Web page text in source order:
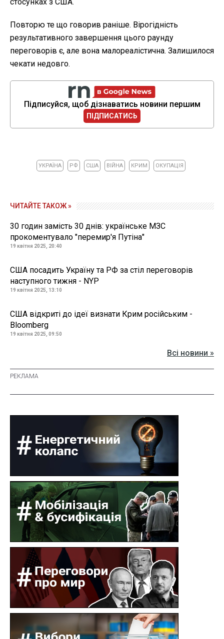
Повторю те що говорив раніше. Вірогідність
результативного завершення цього раунду
переговорів є, але вона малореалістична. Залишилося
чекати недовго.
Підписуйся, щоб дізнаватись новини першим
ПІДПИСАТИСЬ
УКРАЇНА РФ США ВІЙНА КРИМ ОКУПАЦІЯ
ЧИТАЙТЕ ТАКОЖ »
30 годин замість 30 днів: українське МЗС
прокоментувало "перемир'я Путіна"
19 квітня 2025, 20:40
США посадить Україну та РФ за стіл переговорів
наступного тижня - NYP
19 квітня 2025, 13:10
США відкриті до ідеї визнати Крим російським -
Bloomberg
19 квітня 2025, 09:50
Всі новини »